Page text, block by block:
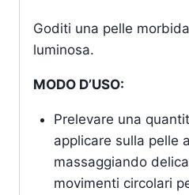
Goditi una pelle
luminosa.
MODO D’USO:
Prelevare una
applicare sulla pelle
massaggiando
movimenti circolari